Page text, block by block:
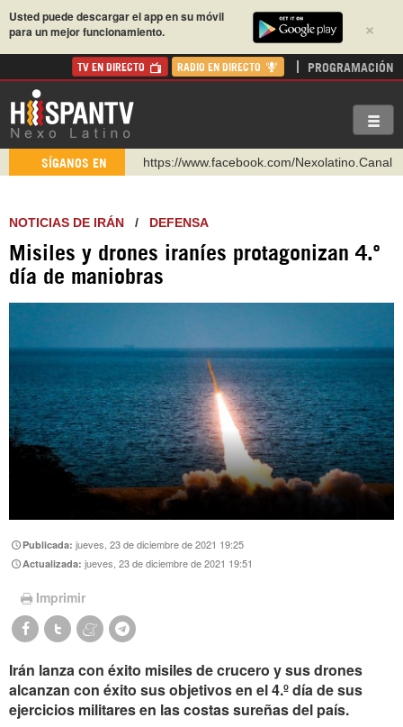
×
Usted puede descargar el app en su móvil
para un mejor funcionamiento.
TV EN DIRECTO RADIO EN DIRECTO PROGRAMACIÓN
SÍGANOS EN
https://www.facebook.com/Nexolatino.Canal
http://twitter.com/nexo_latino
https://t.me/hispantvcanal
https://urmedium.com/c/hispantv
NOTICIAS DE IRÁN / DEFENSA
Misiles y drones iraníes protagonizan 4.º
día de maniobras
Publicada:jueves, 23 de diciembre de 2021 19:25
Actualizada:jueves, 23 de diciembre de 2021 19:51
Imprimir
Irán lanza con éxito misiles de crucero y sus drones
alcanzan con éxito sus objetivos en el 4.º día de sus
ejercicios militares en las costas sureñas del país.